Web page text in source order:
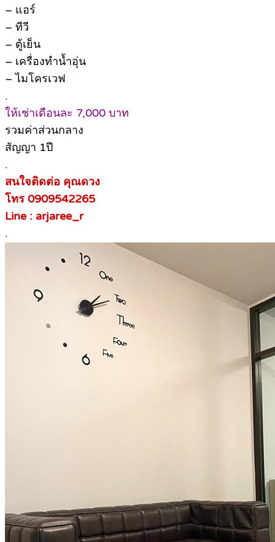
– แอร์
– ทีวี
– ตู้เย็น
– เครื่องทำน้ำอุ่น
– ไมโครเวฟ
.
ให้เช่าเดือนละ 7,000 บาท
รวมค่าส่วนกลาง
สัญญา 1ปี
.
สนใจติดต่อ คุณดวง
โทร 0909542265
Line : arjaree_r
.